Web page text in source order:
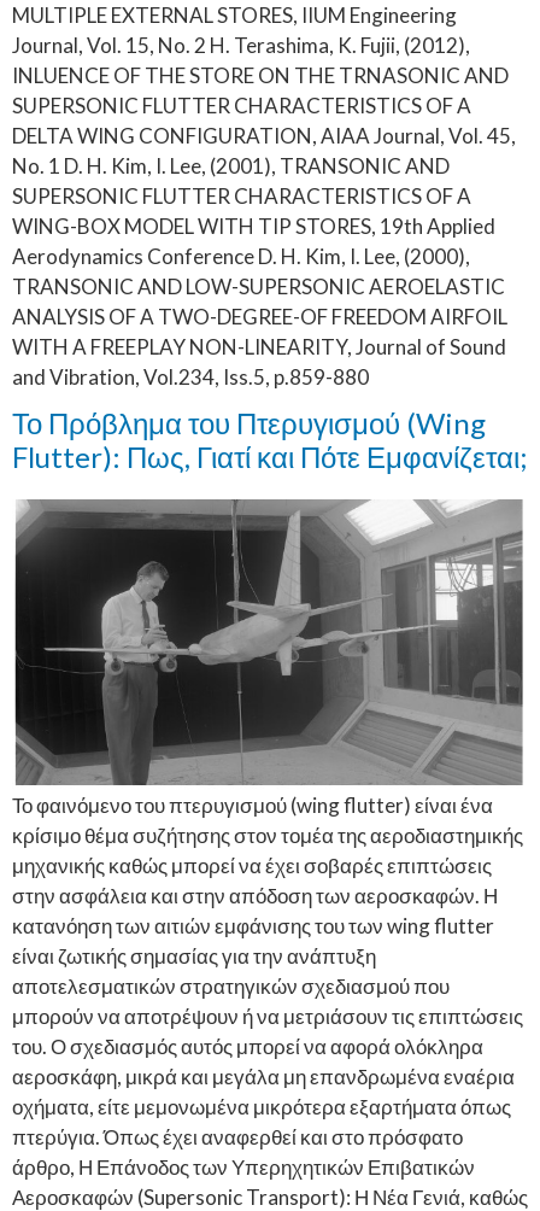
MULTIPLE EXTERNAL STORES, IIUM Engineering
Journal, Vol. 15, No. 2 H. Terashima, K. Fujii, (2012),
INLUENCE OF THE STORE ON THE TRNASONIC AND
SUPERSONIC FLUTTER CHARACTERISTICS OF A
DELTA WING CONFIGURATION, AIAA Journal, Vol. 45,
No. 1 D. H. Kim, I. Lee, (2001), TRANSONIC AND
SUPERSONIC FLUTTER CHARACTERISTICS OF A
WING-BOX MODEL WITH TIP STORES, 19th Applied
Aerodynamics Conference D. H. Kim, I. Lee, (2000),
TRANSONIC AND LOW-SUPERSONIC AEROELASTIC
ANALYSIS OF A TWO-DEGREE-OF FREEDOM AIRFOIL
WITH A FREEPLAY NON-LINEARITY, Journal of Sound
and Vibration, Vol.234, Iss.5, p.859-880
Το Πρόβλημα του Πτερυγισμού (Wing
Flutter): Πως, Γιατί και Πότε Εμφανίζεται;
Το φαινόμενο του πτερυγισμού (wing flutter) είναι ένα
κρίσιμο θέμα συζήτησης στον τομέα της αεροδιαστημικής
μηχανικής καθώς μπορεί να έχει σοβαρές επιπτώσεις
στην ασφάλεια και στην απόδοση των αεροσκαφών. Η
κατανόηση των αιτιών εμφάνισης του των wing flutter
είναι ζωτικής σημασίας για την ανάπτυξη
αποτελεσματικών στρατηγικών σχεδιασμού που
μπορούν να αποτρέψουν ή να μετριάσουν τις επιπτώσεις
του. Ο σχεδιασμός αυτός μπορεί να αφορά ολόκληρα
αεροσκάφη, μικρά και μεγάλα μη επανδρωμένα εναέρια
οχήματα, είτε μεμονωμένα μικρότερα εξαρτήματα όπως
πτερύγια. Όπως έχει αναφερθεί και στο πρόσφατο
άρθρο, Η Επάνοδος των Υπερηχητικών Επιβατικών
Αεροσκαφών (Supersonic Transport): Η Νέα Γενιά, καθώς